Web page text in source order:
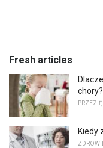
Fresh articles
chory?
Kiedy